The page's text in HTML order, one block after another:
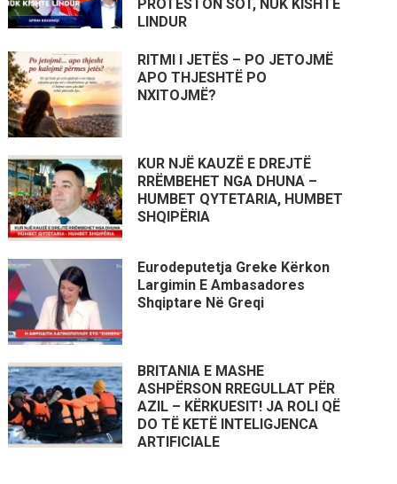
PROTESTON SOT, NUK KISHTE
LINDUR
RITMI I JETËS – PO JETOJMË
APO THJESHTË PO
NXITOJMË?
KUR NJË KAUZË E DREJTË
RRËMBEHET NGA DHUNA –
HUMBET QYTETARIA, HUMBET
SHQIPËRIA
Eurodeputetja Greke Kërkon
Largimin E Ambasadores
Shqiptare Në Greqi
BRITANIA E MASHE
ASHPËRSON RREGULLAT PËR
AZIL – KËRKUESIT! JA ROLI QË
DO TË KETË INTELIGJENCA
ARTIFICIALE